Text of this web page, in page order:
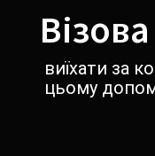
содержимому
виїхати за
цьому